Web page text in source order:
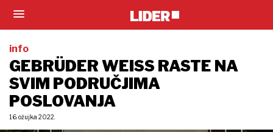
info
GEBRÜDER WEISS RASTE NA
SVIM PODRUČJIMA
POSLOVANJA
16. ožujka 2022.